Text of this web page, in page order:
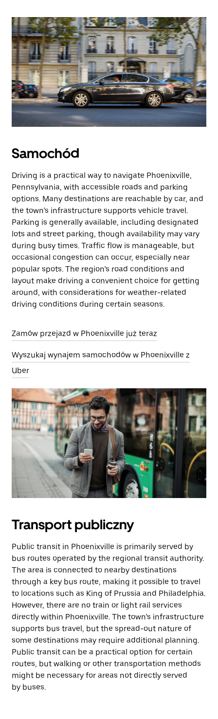
Samochód
Driving is a practical way to navigate Phoenixville,
Pennsylvania, with accessible roads and parking
options. Many destinations are reachable by car, and
the town’s infrastructure supports vehicle travel.
Parking is generally available, including designated
lots and street parking, though availability may vary
during busy times. Traffic flow is manageable, but
occasional congestion can occur, especially near
popular spots. The region’s road conditions and
layout make driving a convenient choice for getting
around, with considerations for weather-related
driving conditions during certain seasons.
Zamów przejazd w Phoenixville już teraz
Wyszukaj wynajem samochodów w Phoenixville z
Uber
Transport publiczny
Public transit in Phoenixville is primarily served by
bus routes operated by the regional transit authority.
The area is connected to nearby destinations
through a key bus route, making it possible to travel
to locations such as King of Prussia and Philadelphia.
However, there are no train or light rail services
directly within Phoenixville. The town’s infrastructure
supports bus travel, but the spread-out nature of
some destinations may require additional planning.
Public transit can be a practical option for certain
routes, but walking or other transportation methods
might be necessary for areas not directly served
by buses.